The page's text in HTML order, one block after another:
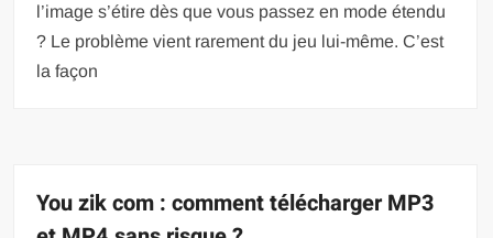
l’image s’étire dès que vous passez en mode étendu
? Le problème vient rarement du jeu lui-même. C’est
la façon
You zik com : comment télécharger MP3